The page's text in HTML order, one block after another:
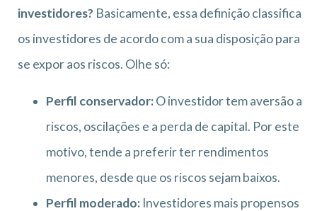
investidores? Basicamente, essa definição classifica
os investidores de acordo com a sua disposição para
se expor aos riscos. Olhe só:
Perfil conservador:O investidor tem aversão a
riscos, oscilações e a perda de capital. Por este
motivo, tende a preferir ter rendimentos
menores, desde que os riscos sejam baixos.
Perfil moderado: Investidores mais propensos